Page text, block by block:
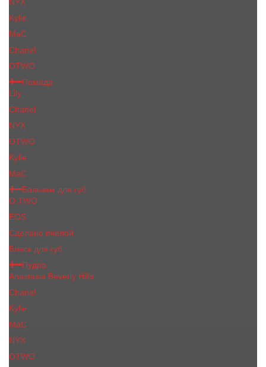
Kylie
MaC
Сhanеl
OTWO
Помада
Lily
Chanel
NYX
OTWO
Kylie
МаС
Бальзам для губ
O.TWO
EOS
Сделано пчелой
Блеск для губ
Пудра
Anastasia Beverly Hills
Chanel
Kylie
MaC
NYX
OTWO